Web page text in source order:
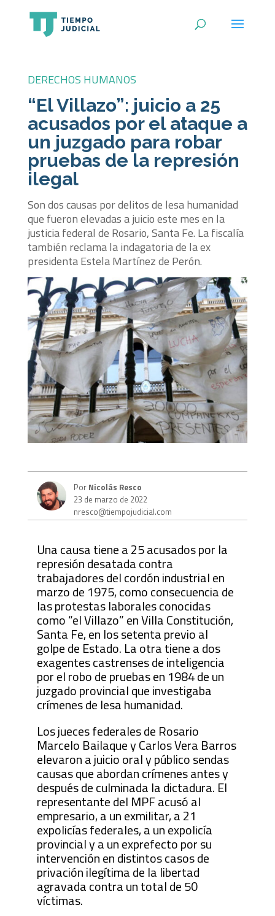
DERECHOS HUMANOS
“El Villazo”: juicio a 25
acusados por el ataque a
un juzgado para robar
pruebas de la represión
ilegal
Son dos causas por delitos de lesa humanidad
que fueron elevadas a juicio este mes en la
justicia federal de Rosario, Santa Fe. La fiscalía
también reclama la indagatoria de la ex
presidenta Estela Martínez de Perón.
PorNicolás Resco
23 de marzo de 2022
nresco@tiempojudicial.com
Una causa tiene a 25 acusados por la
represión desatada contra
trabajadores del cordón industrial en
marzo de 1975, como consecuencia de
las protestas laborales conocidas
como “el Villazo” en Villa Constitución,
Santa Fe, en los setenta previo al
golpe de Estado. La otra tiene a dos
exagentes castrenses de inteligencia
por el robo de pruebas en 1984 de un
juzgado provincial que investigaba
crímenes de lesa humanidad.
Los jueces federales de Rosario
Marcelo Bailaque y Carlos Vera Barros
elevaron a juicio oral y público sendas
causas que abordan crímenes antes y
después de culminada la dictadura. El
representante del MPF acusó al
empresario, a un exmilitar, a 21
expolicías federales, a un expolicía
provincial y a un exprefecto por su
intervención en distintos casos de
privación ilegítima de la libertad
agravada contra un total de 50
víctimas.